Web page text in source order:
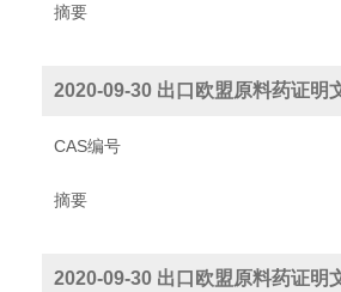
摘要
2020-09-30 出口欧盟原料药证明
CAS编号
摘要
2020-09-30 出口欧盟原料药证明